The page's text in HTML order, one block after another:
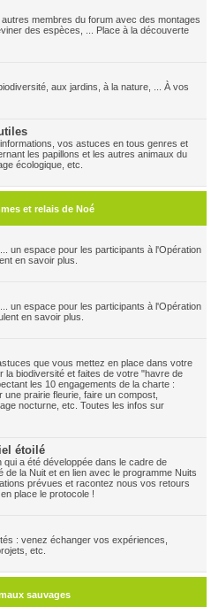
membres du forum avec des montages
des espèces, ... Place à la découverte
aux jardins, à la nature, ... À vos
vos astuces en tous genres et
les papillons et les autres animaux du
écologique, etc.
et relais de Noé
un espace pour les participants à l'Opération
en savoir plus.
un espace pour les participants à l'Opération
en savoir plus.
que vous mettez en place dans votre
la biodiversité et faites de votre "havre de
les 10 engagements de la charte :
prairie fleurie, faire un compost,
nocturne, etc. Toutes les infos sur
étoilé
qui a été développée dans le cadre de
de la Nuit et en lien avec le programme Nuits
prévues et racontez nous vos retours
place le protocole !
: venez échanger vos expériences,
etc.
sauvages